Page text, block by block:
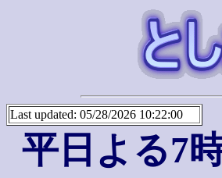
Last updated: 05/28/2026 10:22:00
平日よる7